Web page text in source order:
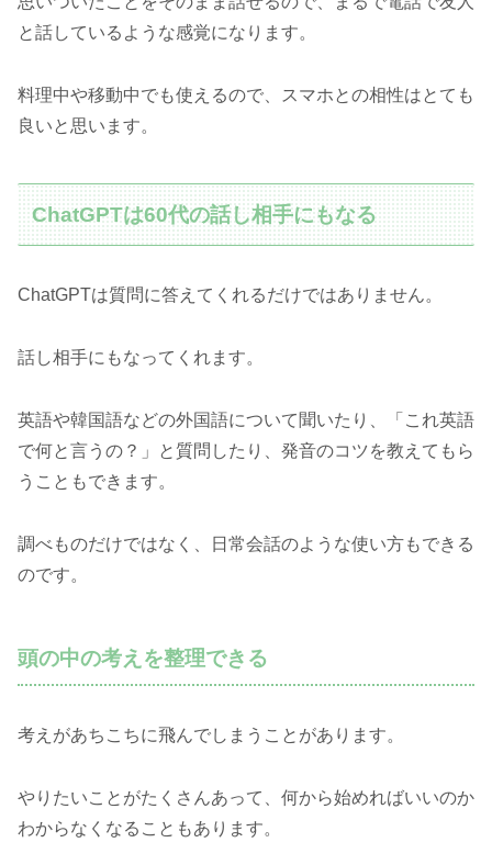
と話しているような感覚になります。
料理中や移動中でも使えるので、スマホとの相性はとても
良いと思います。
ChatGPTは60代の話し相手にもなる
ChatGPTは質問に答えてくれるだけではありません。
話し相手にもなってくれます。
英語や韓国語などの外国語について聞いたり、「これ英語
で何と言うの？」と質問したり、発音のコツを教えてもら
うこともできます。
調べものだけではなく、日常会話のような使い方もできる
のです。
頭の中の考えを整理できる
考えがあちこちに飛んでしまうことがあります。
やりたいことがたくさんあって、何から始めればいいのか
わからなくなることもあります。